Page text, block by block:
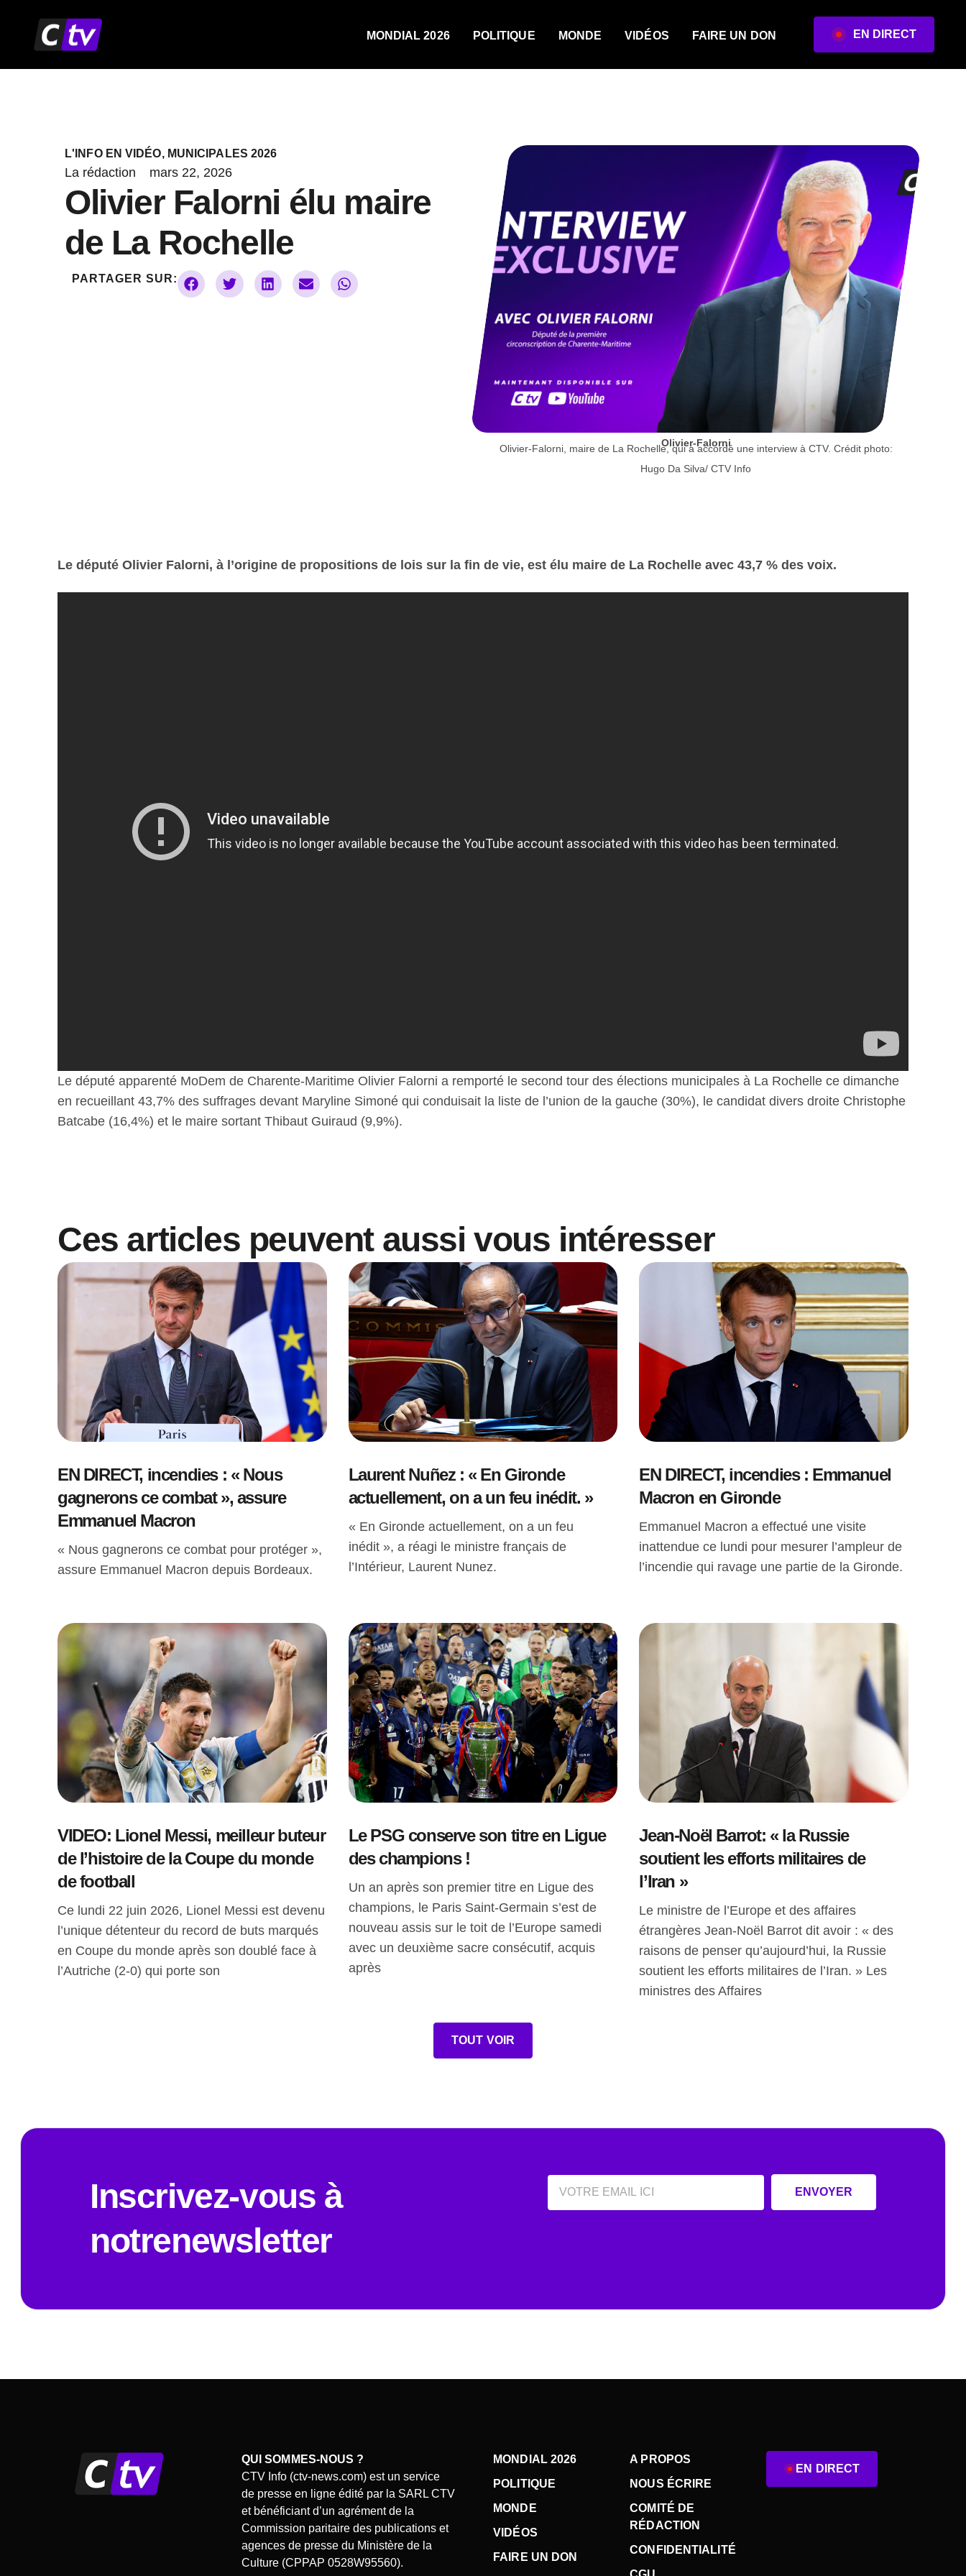
contenu
MONDIAL 2026 POLITIQUE MONDE VIDÉOS FAIRE UN DON EN DIRECT
L'INFO EN VIDÉO, MUNICIPALES 2026
La rédaction mars 22, 2026
Olivier Falorni élu maire
de La Rochelle
PARTAGER SUR:
Olivier-Falorni
Olivier-Falorni, maire de La Rochelle, qui a accordé une interview à CTV. Crédit photo:
Hugo Da Silva/ CTV Info
Le député Olivier Falorni, à l’origine de propositions de lois sur la fin de vie, est élu maire de La Rochelle avec 43,7 % des voix.
Le député apparenté MoDem de Charente-Maritime Olivier Falorni a remporté le second tour des élections municipales à La Rochelle ce dimanche
en recueillant 43,7% des suffrages devant Maryline Simoné qui conduisait la liste de l’union de la gauche (30%), le candidat divers droite Christophe
Batcabe (16,4%) et le maire sortant Thibaut Guiraud (9,9%).
Ces articles peuvent aussi vous intéresser
EN DIRECT, incendies : « Nous
gagnerons ce combat », assure
Emmanuel Macron
« Nous gagnerons ce combat pour protéger »,
assure Emmanuel Macron depuis Bordeaux.
Laurent Nuñez : « En Gironde
actuellement, on a un feu inédit. »
« En Gironde actuellement, on a un feu
inédit », a réagi le ministre français de
l’Intérieur, Laurent Nunez.
EN DIRECT, incendies : Emmanuel
Macron en Gironde
Emmanuel Macron a effectué une visite
inattendue ce lundi pour mesurer l’ampleur de
l’incendie qui ravage une partie de la Gironde.
VIDEO: Lionel Messi, meilleur buteur
de l’histoire de la Coupe du monde
de football
Ce lundi 22 juin 2026, Lionel Messi est devenu
l’unique détenteur du record de buts marqués
en Coupe du monde après son doublé face à
l’Autriche (2-0) qui porte son
Le PSG conserve son titre en Ligue
des champions !
Un an après son premier titre en Ligue des
champions, le Paris Saint-Germain s’est de
nouveau assis sur le toit de l’Europe samedi
avec un deuxième sacre consécutif, acquis
après
Jean-Noël Barrot: « la Russie
soutient les efforts militaires de
l’Iran »
Le ministre de l’Europe et des affaires
étrangères Jean-Noël Barrot dit avoir : « des
raisons de penser qu’aujourd’hui, la Russie
soutient les efforts militaires de l’Iran. » Les
ministres des Affaires
TOUT VOIR
Inscrivez-vous à
notrenewsletter
Email
ENVOYER
QUI SOMMES-NOUS ?
CTV Info (ctv-news.com) est un service
de presse en ligne édité par la SARL CTV
et bénéficiant d’un agrément de la
Commission paritaire des publications et
agences de presse du Ministère de la
Culture (CPPAP 0528W95560).
MONDIAL 2026
POLITIQUE
MONDE
VIDÉOS
FAIRE UN DON
A PROPOS
NOUS ÉCRIRE
COMITÉ DE
RÉDACTION
CONFIDENTIALITÉ
EN DIRECT